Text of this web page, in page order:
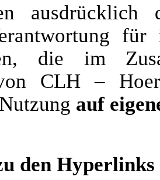
für
die im
CLH –
auf
den